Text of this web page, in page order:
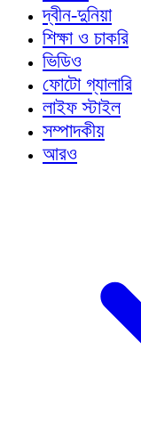
দ্বীন-দুনিয়া
শিক্ষা ও চাকরি
ভিডিও
ফোটো গ্যালারি
লাইফ স্টাইল
সম্পাদকীয়
আরও